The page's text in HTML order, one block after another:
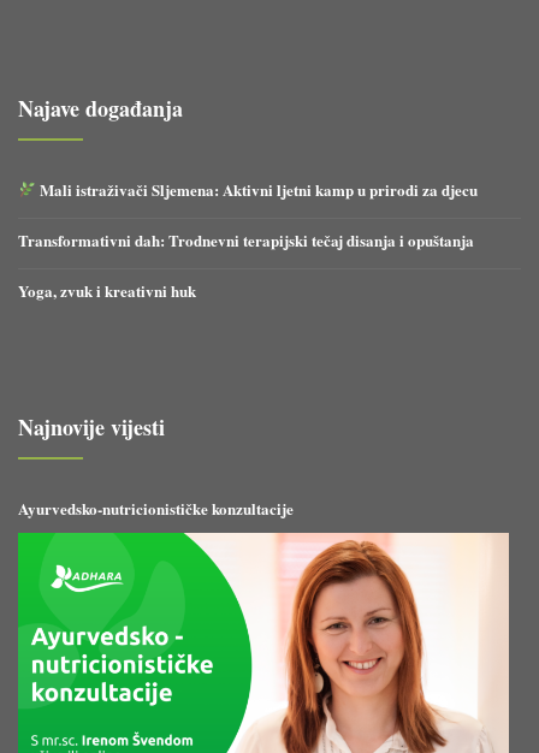
Najave događanja
Mali istraživači Sljemena: Aktivni ljetni kamp u prirodi za djecu
Transformativni dah: Trodnevni terapijski tečaj disanja i opuštanja
Yoga, zvuk i kreativni huk
Najnovije vijesti
Ayurvedsko-nutricionističke konzultacije